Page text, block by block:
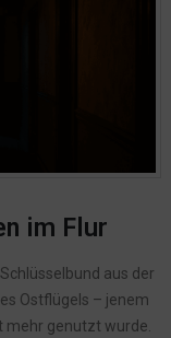
im Flur
aus der
Ostflügels – jenem
mehr genutzt wurde.